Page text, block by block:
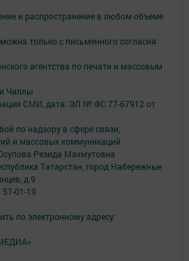
и распространение в любом объеме
только с письменного согласия
агентства по печати и массовым
Чаллы
СМИ, дата: ЭЛ № ФС 77-67912 от
по надзору в сфере связи,
и массовых коммуникаций
Резида Махмутовна
Татарстан, город Набережные
д.9
01-19
по электронному адресу: